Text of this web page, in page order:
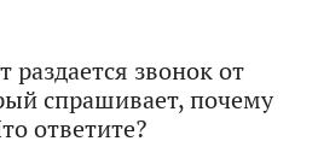
звонок от
спрашивает, почему
ответите?